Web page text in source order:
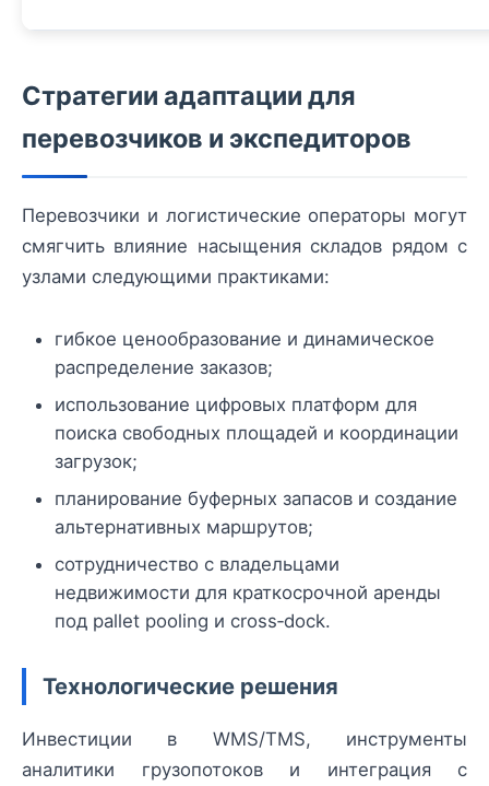
Стратегии адаптации для
перевозчиков и экспедиторов
Перевозчики и логистические операторы могут
смягчить влияние насыщения складов рядом с
узлами следующими практиками:
гибкое ценообразование и динамическое
распределение заказов;
использование цифровых платформ для
поиска свободных площадей и координации
загрузок;
планирование буферных запасов и создание
альтернативных маршрутов;
сотрудничество с владельцами
недвижимости для краткосрочной аренды
под pallet pooling и cross‑dock.
Технологические решения
Инвестиции в WMS/TMS, инструменты
аналитики грузопотоков и интеграция с